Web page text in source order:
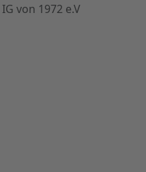
von 1972 e.V